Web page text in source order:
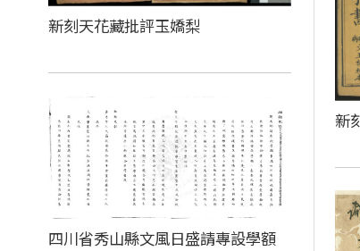
新刻天花藏批評玉嬌梨
新
四川省秀山縣文風日盛請專設學額